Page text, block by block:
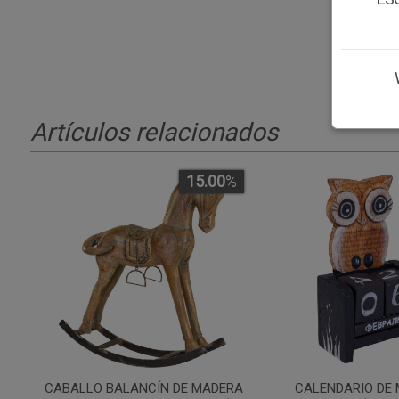
Artículos relacionados
CABALLO BALANCÍN DE MADERA
15.00%
CALENDARIO DE